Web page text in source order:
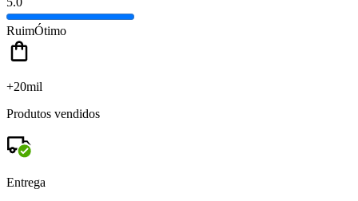
RuimÓtimo
+20mil
Produtos vendidos
Entrega